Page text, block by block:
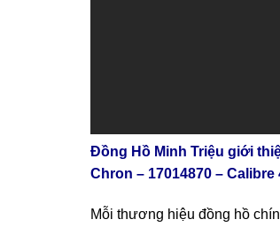
Đồng Hồ Minh Triệu giới
Chron – 17014870 – Calibre
Mỗi thương hiệu đồng hồ